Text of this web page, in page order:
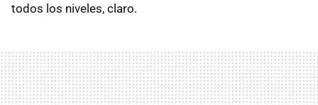
todos los niveles, claro.